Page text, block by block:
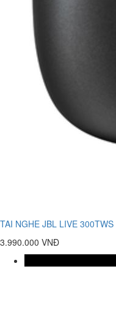
TAI NGHE JBL LIVE 300TWS
3.990.000 VNĐ